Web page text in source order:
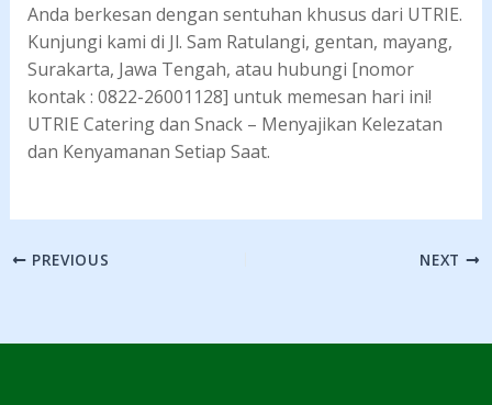
Anda berkesan dengan sentuhan khusus dari UTRIE.
Kunjungi kami di Jl. Sam Ratulangi, gentan, mayang,
Surakarta, Jawa Tengah, atau hubungi [nomor
kontak : 0822-26001128] untuk memesan hari ini!
UTRIE Catering dan Snack – Menyajikan Kelezatan
dan Kenyamanan Setiap Saat.
PREVIOUS NEXT